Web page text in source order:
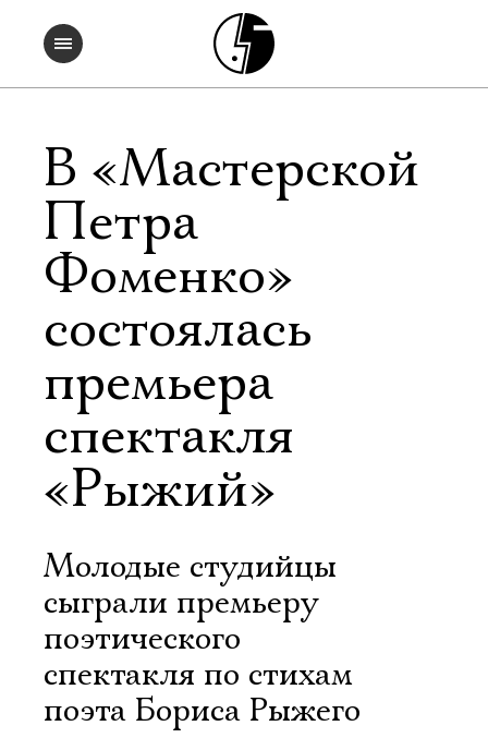
В «Мастерской
Петра
Фоменко»
состоялась
премьера
спектакля
«Рыжий»
Молодые студийцы
сыграли премьеру
поэтического
спектакля по стихам
поэта Бориса Рыжего